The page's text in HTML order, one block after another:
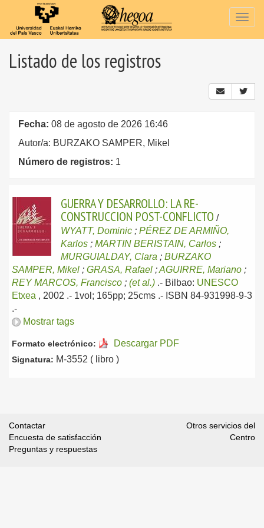
Listado de los registros
Fecha: 08 de agosto de 2026 16:46
Autor/a: BURZAKO SAMPER, Mikel
Número de registros: 1
GUERRA Y DESARROLLO: LA RE-
CONSTRUCCION POST-CONFLICTO /
WYATT, Dominic ; PÉREZ DE ARMIÑO,
Karlos ; MARTIN BERISTAIN, Carlos ;
MURGUIALDAY, Clara ; BURZAKO
SAMPER, Mikel ; GRASA, Rafael ;AGUIRRE, Mariano ;
REY MARCOS, Francisco ; (et al.) .- Bilbao: UNESCO
Etxea , 2002 .- 1vol; 165pp; 25cms .- ISBN 84-931998-9-3
.-
Mostrar tags
Formato electrónico: Descargar PDF
Signatura: M-3552 ( libro )
Contactar
Encuesta de satisfacción
Preguntas y respuestas
Otros servicios del
Centro